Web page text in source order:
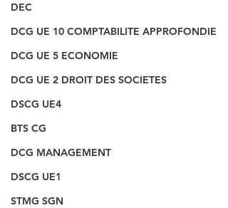
DEC
DCG UE 10 COMPTABILITE APPROFONDIE
DCG UE 5 ECONOMIE
DCG UE 2 DROIT DES SOCIETES
DSCG UE4
BTS CG
DCG MANAGEMENT
DSCG UE1
STMG SGN